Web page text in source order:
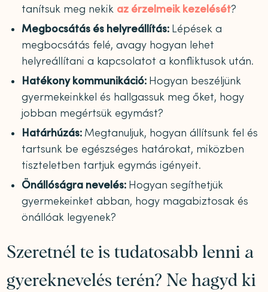
tanítsuk meg nekik az érzelmeik kezelését?
Megbocsátás és helyreállítás: Lépések a
megbocsátás felé, avagy hogyan lehet
helyreállítani a kapcsolatot a konfliktusok után.
Hatékony kommunikáció: Hogyan beszéljünk
gyermekeinkkel és hallgassuk meg őket, hogy
jobban megértsük egymást?
​​Határhúzás: Megtanuljuk, hogyan állítsunk fel és
tartsunk be egészséges határokat, miközben
tiszteletben tartjuk egymás igényeit.
Önállóságra nevelés: Hogyan segíthetjük
gyermekeinket abban, hogy magabiztosak és
önállóak legyenek?
Szeretnél te is tudatosabb lenni a
gyereknevelés terén? Ne hagyd ki